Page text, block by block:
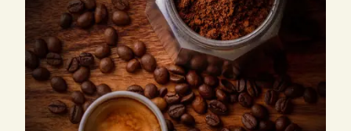
bon degré de mouture est essentiel pour savourer
un café parfait.
Découvrez ici aussi tous nos cafés moulus des
artisans locaux de France, Italie et Allemagne,
comme par exemple d’Arlo’s Coffee, d'Origines
Tea&Coffee France, d'Ettli Kaffee, et bien d’autres.
Trouvez sur Sensaterra votre prochain torréfacteur
préféré, qu'il soit italien, allemand ou français.